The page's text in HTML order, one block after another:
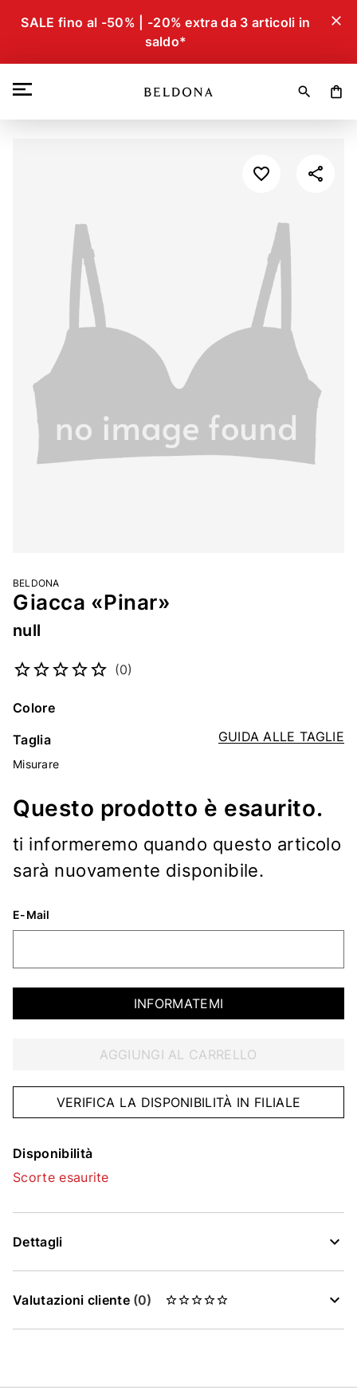
SALE fino al -50% | -20% extra da 3 articoli in
saldo*
close
search shopping_bag
BELDONA
Giacca «Pinar»
null
(0)
Colore
GUIDA ALLE TAGLIE
Taglia
Misurare
Questo prodotto è esaurito.
ti informeremo quando questo articolo
sarà nuovamente disponibile.
E-Mail
INFORMATEMI
AGGIUNGI AL CARRELLO
VERIFICA LA DISPONIBILITÀ IN FILIALE
Disponibilità
Scorte esaurite
Dettagli
Valutazioni cliente (0)